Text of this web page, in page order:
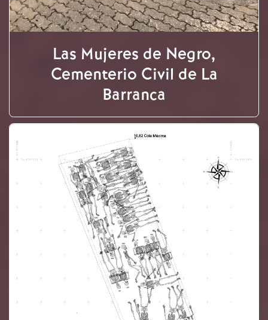
Las Mujeres de Negro,
Cementerio Civil de La
Barranca